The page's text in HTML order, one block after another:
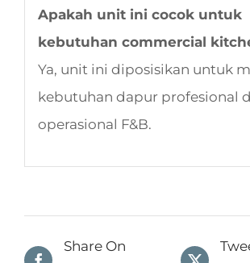
Apakah unit ini cocok untuk
kebutuhan commercial
Ya, unit ini diposisikan untuk
kebutuhan dapur profesional
operasional F&B.
Share On